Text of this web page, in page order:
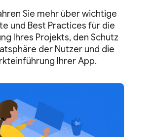
Sie mehr über wichtige
und Best Practices für die
Ihres Projekts, den Schutz
der Nutzer und die
Ihrer App.